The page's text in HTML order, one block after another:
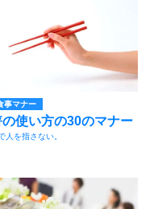
事マナー
の使い方の30のマナー
人を指さない。